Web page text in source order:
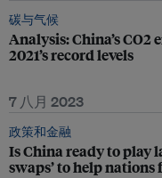
碳与气候
Analysis: China’s CO2
2021’s record levels
7 八月 2023
政策和金融
Is China ready to play
swaps’ to help